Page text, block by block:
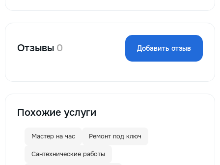
Отзывы 0 Добавить отзыв
Похожие услуги
Мастер на час Ремонт под ключ
Сантехнические работы